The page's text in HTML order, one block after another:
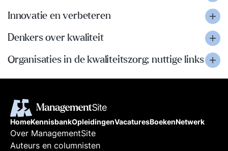
Innovatie en verbeteren
Denkers over kwaliteit
Organisaties in de kwaliteitszorg; nuttige links
HomeKennisbankOpleidingenVacaturesBoekenNetwerk
Over ManagementSite
Auteurs en columnisten